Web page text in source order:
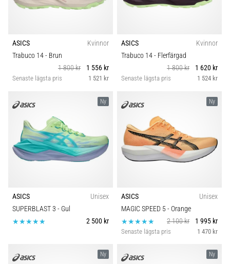
ASICS
Kvinnor
Trabuco 14- Brun
1 800 kr
1 556 kr
Senaste lägsta pris 1 521 kr
ASICS
Kvinnor
Trabuco 14- Flerfärgad
1 800 kr
1 620 kr
Senaste lägsta pris 1 524 kr
Ny
ASICS
Unisex
SUPERBLAST 3 - Gul
2 500 kr
Ny
ASICS
Unisex
MAGIC SPEED 5- Orange
2 100 kr
1 995 kr
Senaste lägsta pris 1 470 kr
Ny Ny